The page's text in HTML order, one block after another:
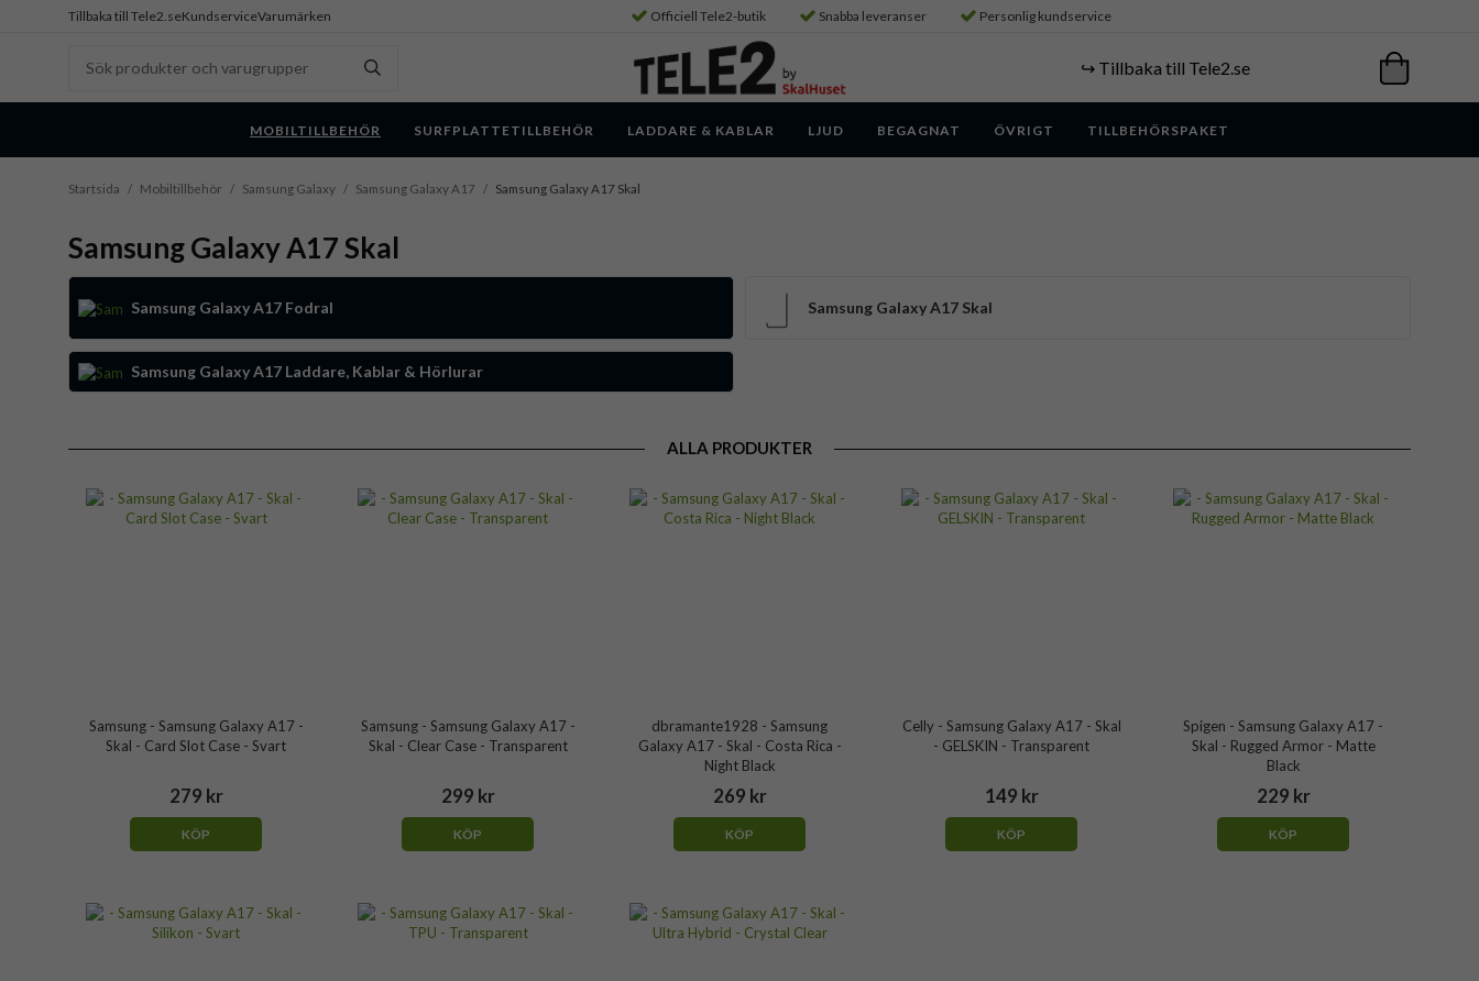
Tillbaka till Tele2.seKundserviceVarumärken Officiell Tele2-butik Snabba leveranser Personlig kundservice
↪️ Tillbaka till Tele2.se
MOBILTILLBEHÖR SURFPLATTETILLBEHÖR LADDARE & KABLAR LJUD BEGAGNAT ÖVRIGT TILLBEHÖRSPAKET
Startsida / Mobiltillbehör / Samsung Galaxy / Samsung Galaxy A17 / Samsung Galaxy A17 Skal
Samsung Galaxy A17 Skal
Samsung Galaxy A17 Fodral Samsung Galaxy A17 Skal
Samsung Galaxy A17 Laddare, Kablar & Hörlurar
ALLA PRODUKTER
Samsung - Samsung Galaxy A17 -
Skal - Card Slot Case - Svart
279 kr
KÖP
Samsung - Samsung Galaxy A17 -
Skal - Clear Case - Transparent
299 kr
KÖP
dbramante1928 - Samsung
Galaxy A17 - Skal - Costa Rica -
Night Black
269 kr
KÖP
Celly - Samsung Galaxy A17 - Skal
- GELSKIN - Transparent
149 kr
KÖP
Spigen - Samsung Galaxy A17 -
Skal - Rugged Armor - Matte
Black
229 kr
KÖP